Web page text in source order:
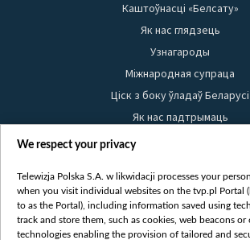
Каштоўнасці «Белсату»
Як нас глядзець
Узнагароды
Міжнародная супраца
Ціск з боку ўладаў Беларусі
Як нас падтрымаць
Правілы выкарыстання
Бяспека
Youtube
Белсат news
We respect your privacy
Telewizja Polska S.A. w likwidacji processes your
when you visit individual websites on the tvp.pl Portal
to as the Portal), including information saved using
track and store them, such as cookies, web beacons or
technologies enabling the provision of tailored and